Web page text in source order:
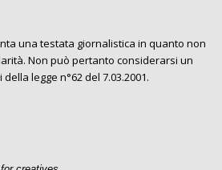
una testata giornalistica in quanto non
Non può pertanto considerarsi un
legge n°62 del 7.03.2001.